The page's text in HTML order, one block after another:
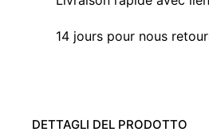
14 jours pour nous
DETTAGLI DEL PRODOTTO